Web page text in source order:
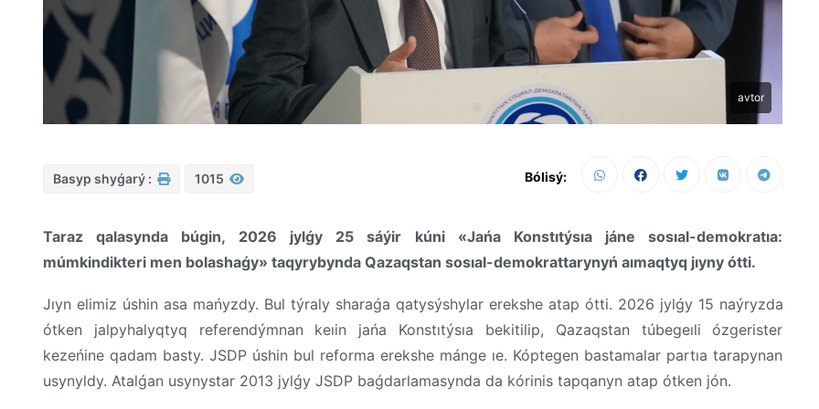
avtor
Basyp shyǵarý : 1015 Bólisý:
Tarazqalasynda búgin, 2026 jylǵy25sáýir kúni«JańaKonstıtýsıa jáne sosıal-demokratıa:
múmkindikteri men bolashaǵy» taqyrybynda Qazaqstan sosıal-demokrattarynyń aımaqtyq jıyny ótti.
Jıyn elimiz úshin asa mańyzdy. Bul týraly sharaǵa qatysýshylar erekshe atap ótti. 2026 jylǵy 15 naýryzda
ótken
jalpyhalyqtyq referendýmnan keıin jańa Konstıtýsıa bekitilip, Qazaqstan túbegeıli
ózgerister
kezeńine qadam basty. JSDP úshin bul reformaerekshe mánge ıe. Kóptegen bastamalar partıatarapynan
usynyldy. Atalǵan usynystar 2013 jylǵy JSDP baǵdarlamasynda da kórinis tapqanyn atap ótken jón.